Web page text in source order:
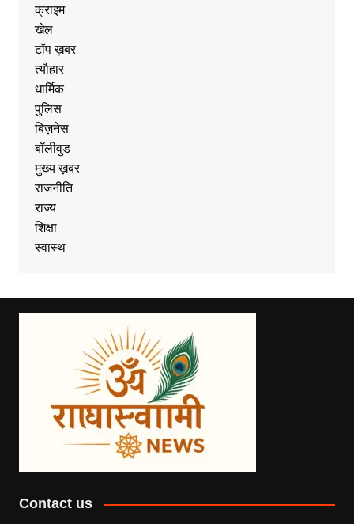
क्राइम
खेल
टॉप ख़बर
त्यौहार
धार्मिक
पुलिस
बिज़नेस
बॉलीवुड
मुख्य ख़बर
राजनीति
राज्य
शिक्षा
स्वास्थ
Contact us